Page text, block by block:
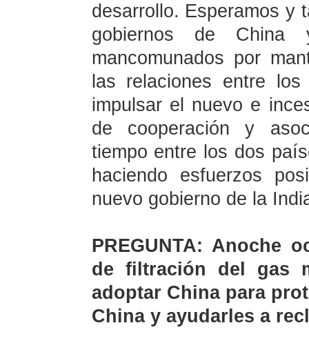
desarrollo. Esperamos y
gobiernos de
mancomunados por
las relaciones entre
impulsar el nuevo e
de cooperación y
tiempo entre los dos
haciendo esfuerzos
nuevo gobierno de la
PREGUNTA: Anoche
de filtración del gas
adoptar China para
China y ayudarles a